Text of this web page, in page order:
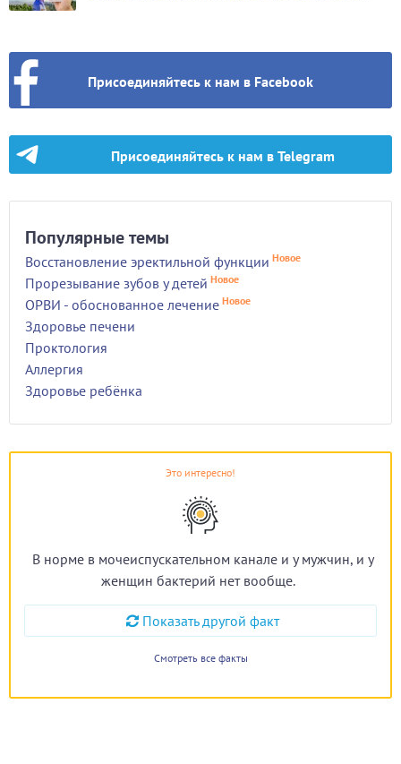
Присоединяйтесь к нам в Facebook
Присоединяйтесь к нам в Telegram
Популярные темы
Восстановление эректильной функции Новое
Прорезывание зубов у детей Новое
ОРВИ - обоснованное лечение Новое
Здоровье печени
Проктология
Аллергия
Здоровье ребёнка
Это интересно!
В норме в мочеиспускательном канале и у мужчин, и у
женщин бактерий нет вообще.
Показать другой факт
Смотреть все факты